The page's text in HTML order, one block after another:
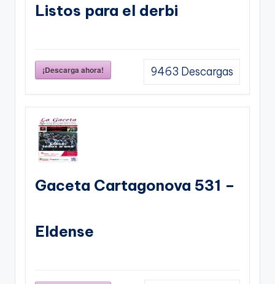
Listos para el derbi
¡Descarga ahora! 9463 Descargas
Gaceta Cartagonova 531 –
Eldense